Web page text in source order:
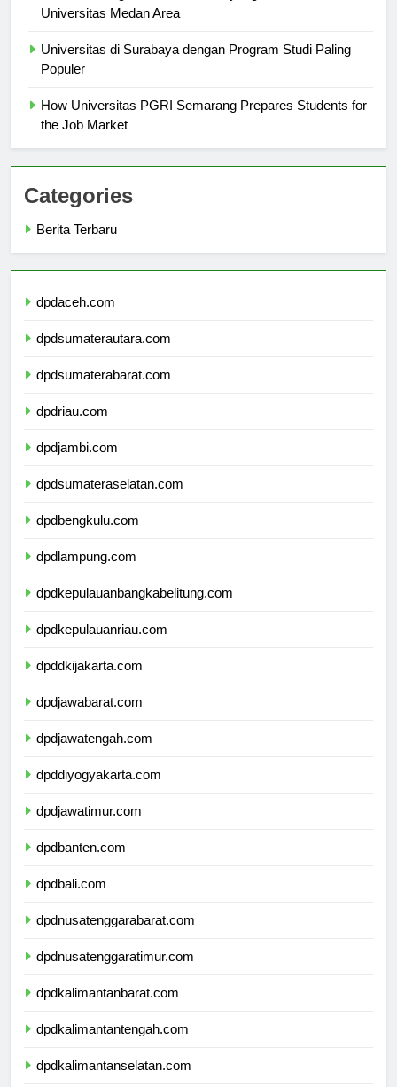
Temukan Program Studi Terbaik yang Ditawarkan di
Universitas di Surabaya dengan Program Studi Paling
How Universitas PGRI Semarang Prepares Students for
Categories